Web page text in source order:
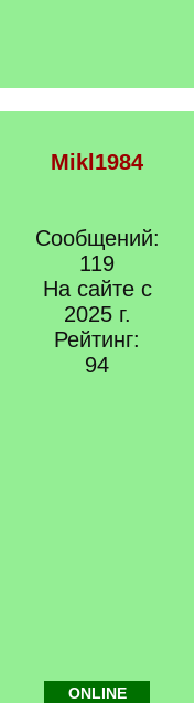
Mikl1984
Сообщений:
119
На сайте с
2025 г.
Рейтинг:
94
ONLINE